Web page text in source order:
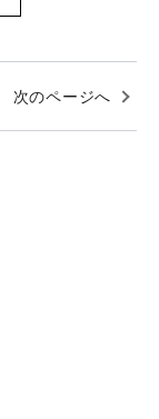
次のページへ